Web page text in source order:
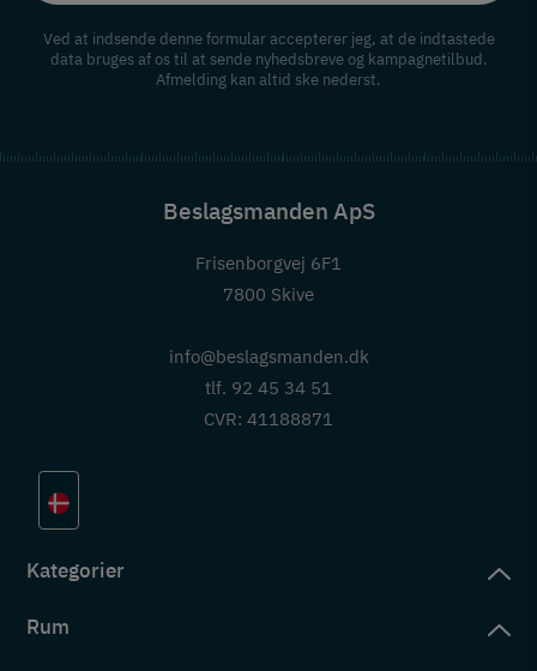
Ved at indsende denne formular accepterer jeg, at de indtastede
data bruges af os til at sende nyhedsbreve og kampagnetilbud.
Afmelding kan altid ske nederst.
Beslagsmanden ApS
Frisenborgvej 6F1
7800 Skive
info@beslagsmanden.dk
tlf. 92 45 34 51
CVR: 41188871
Kategorier
Rum